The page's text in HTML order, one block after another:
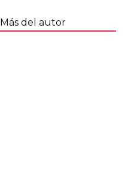
Más del autor